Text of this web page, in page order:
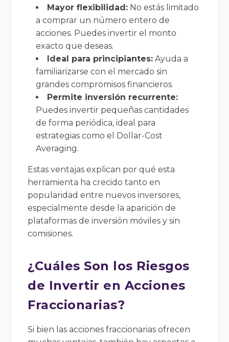
Mayor flexibilidad: No estás limitado
a comprar un número entero de
acciones. Puedes invertir el monto
exacto que deseas.
Ideal para principiantes: Ayuda a
familiarizarse con el mercado sin
grandes compromisos financieros.
Permite inversión recurrente:
Puedes invertir pequeñas cantidades
de forma periódica, ideal para
estrategias como el Dollar-Cost
Averaging.
Estas ventajas explican por qué esta
herramienta ha crecido tanto en
popularidad entre nuevos inversores,
especialmente desde la aparición de
plataformas de inversión móviles y sin
comisiones.
¿Cuáles Son los Riesgos
de Invertir en Acciones
Fraccionarias?
Si bien las acciones fraccionarias ofrecen